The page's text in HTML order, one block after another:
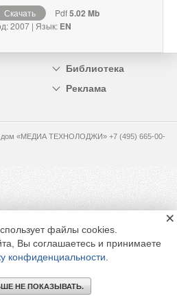
Скачать Pdf5.02 Mb
2007 | Язык: EN
Библиотека
Реклама
дом «МЕДИА ТЕХНОЛОДЖИ» +7 (495) 665-00-
файлы cookies.
Вы соглашаетесь и принимаете
конфиденциальности
НЕ ПОКАЗЫВАТЬ.
×